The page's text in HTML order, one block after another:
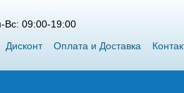
Вс: 09:00-19:00
Дисконт Оплата и Доставка